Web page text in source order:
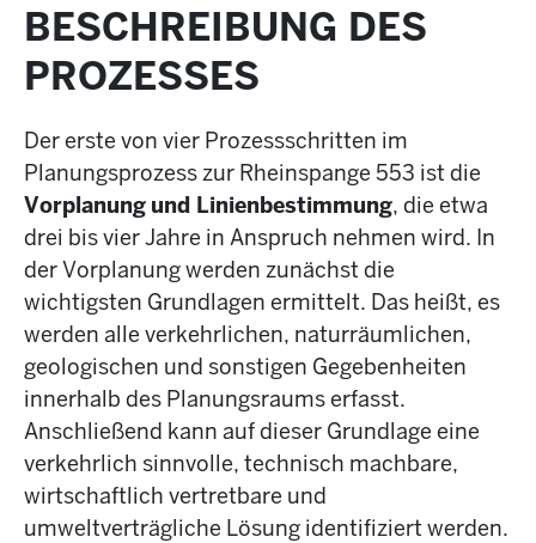
BESCHREIBUNG DES
PROZESSES
Der erste von vier Prozessschritten im
Planungsprozess zur Rheinspange 553 ist die
Vorplanung und Linienbestimmung, die etwa
drei bis vier Jahre in Anspruch nehmen wird. In
der Vorplanung werden zunächst die
wichtigsten Grundlagen ermittelt. Das heißt, es
werden alle verkehrlichen, naturräumlichen,
geologischen und sonstigen Gegebenheiten
innerhalb des Planungsraums erfasst.
Anschließend kann auf dieser Grundlage eine
verkehrlich sinnvolle, technisch machbare,
wirtschaftlich vertretbare und
umweltverträgliche Lösung identifiziert werden.